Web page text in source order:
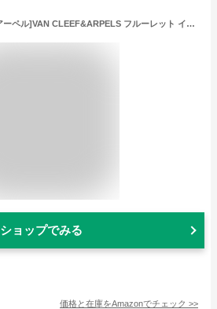
[ヴァンクリーフ＆アーペル]VAN CLEEF&ARPELS フルーレット イヤリング ダイヤモンド エクストララージモデル 合計約3.8ct位 K18YG 中古
ショップでみる
価格と在庫をAmazonでチェック >>